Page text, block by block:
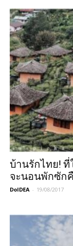
บ้านรักไทย! ที่
จะนอนพักซัก
DoIDEA - 19/08/2017